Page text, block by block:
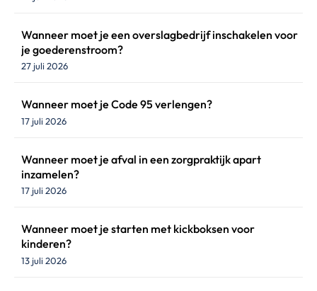
Wanneer moet je een overslagbedrijf inschakelen voor
je goederenstroom?
27 juli 2026
Wanneer moet je Code 95 verlengen?
17 juli 2026
Wanneer moet je afval in een zorgpraktijk apart
inzamelen?
17 juli 2026
Wanneer moet je starten met kickboksen voor
kinderen?
13 juli 2026